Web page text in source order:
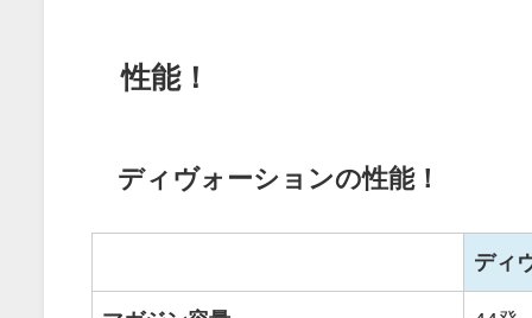
性能！
ディヴォーションの性能！
ディ